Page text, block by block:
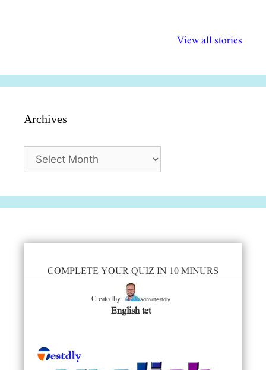
View all stories
अधिकार दिवस| 18
वर्षातील
Archives
Archives
COMPLETE YOUR QUIZ IN 10 MINURS
Created by admintestdly
English tet